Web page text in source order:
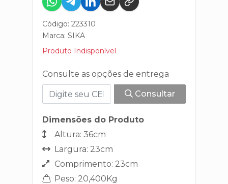
Código: 223310
Marca: SIKA
Produto Indisponível
Consulte as opções de entrega
Consultar
Dimensões do Produto
Altura: 36cm
Largura: 23cm
Comprimento: 23cm
Peso: 20,400Kg